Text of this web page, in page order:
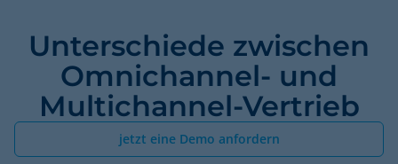
Unterschiede zwischen
Omnichannel- und
Multichannel-Vertrieb
jetzt eine Demo anfordern